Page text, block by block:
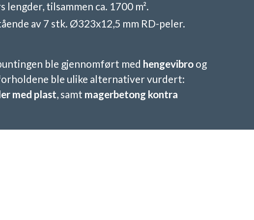
tilsammen ca. 1700 m².
av 7 stk. Ø323x12,5 mm RD-peler.
ble gjennomført med hengevibro og
ble ulike alternativer vurdert:
med plast, samt magerbetong kontra